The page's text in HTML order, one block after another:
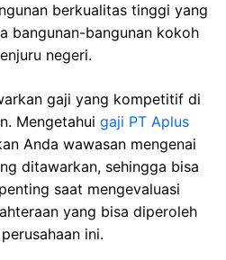
berkualitas tinggi yang
bangunan-bangunan kokoh
negeri.
gaji yang kompetitif di
Mengetahui gaji PT Aplus
Anda wawasan mengenai
ditawarkan, sehingga bisa
saat mengevaluasi
yang bisa diperoleh
ini.